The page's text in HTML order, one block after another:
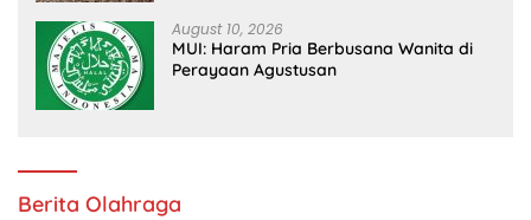
August 10, 2026
MUI: Haram Pria Berbusana Wanita di
Perayaan Agustusan
Berita Olahraga